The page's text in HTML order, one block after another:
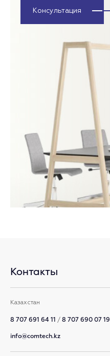
Консультация
Контакты
Казахстан
8 707 691 64 11 / 8 707 690 07 19
info@comtech.kz